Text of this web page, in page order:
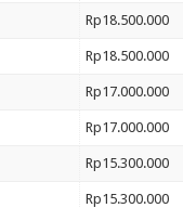
Rp18.500.000
Rp18.500.000
Rp17.000.000
Rp17.000.000
Rp15.300.000
Rp15.300.000